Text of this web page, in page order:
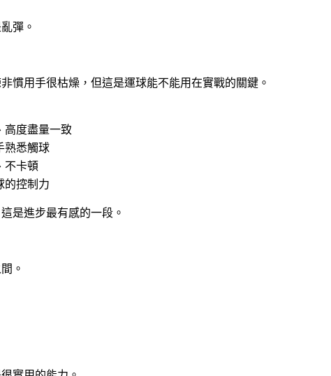
彈。
慣用手很枯燥，但這是運球能不能用在實戰的關鍵。
高度盡量一致
熟悉觸球
不卡頓
的控制力
是進步最有感的一段。
。